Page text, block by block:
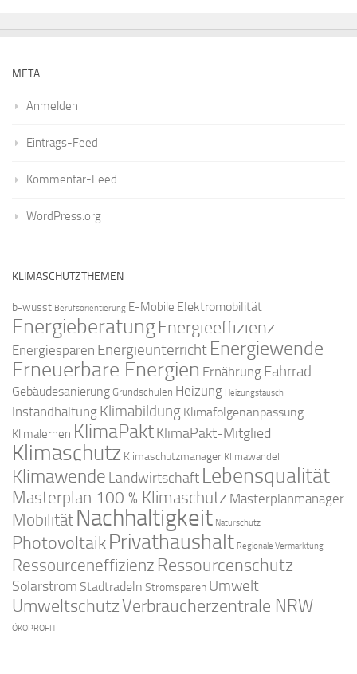
META
Anmelden
Eintrags-Feed
Kommentar-Feed
WordPress.org
KLIMASCHUTZTHEMEN
b-wusst Berufsorientierung E-Mobile Elektromobilität
EnergieberatungEnergieeffizienz
Energiesparen Energieunterricht Energiewende
Erneuerbare Energien Ernährung Fahrrad
Gebäudesanierung Grundschulen Heizung Heizungstausch
Instandhaltung Klimabildung Klimafolgenanpassung
Klimalernen KlimaPaktKlimaPakt-Mitglied
Klimaschutz Klimaschutzmanager Klimawandel
Klimawende Landwirtschaft Lebensqualität
Masterplan 100 % Klimaschutz Masterplanmanager
Mobilität Nachhaltigkeit Naturschutz
PhotovoltaikPrivathaushalt Regionale Vermarktung
Ressourceneffizienz Ressourcenschutz
Solarstrom Stadtradeln Stromsparen Umwelt
UmweltschutzVerbraucherzentrale NRW
ÖKOPROFIT